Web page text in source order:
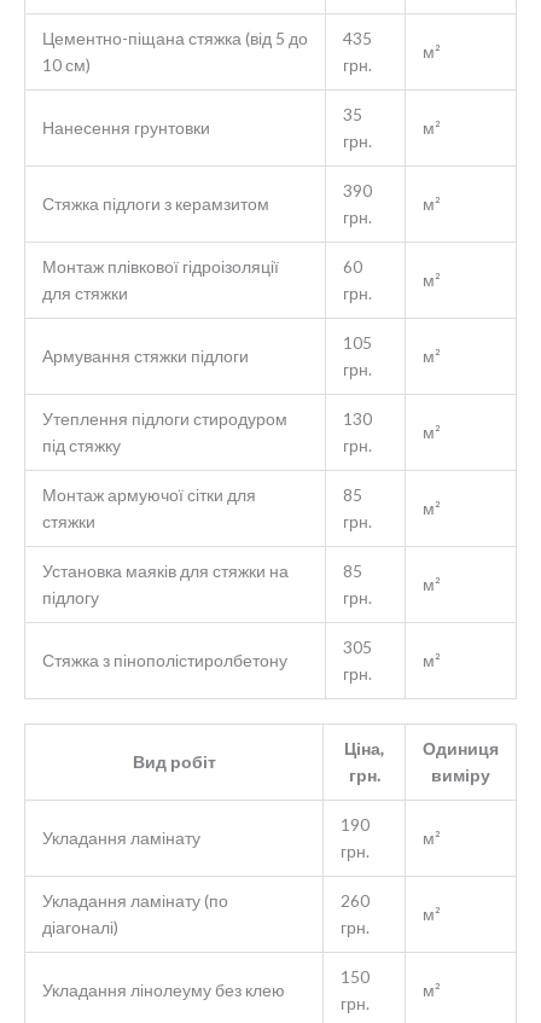
Цементно-піщана стяжка (від 5 до
10 см)
435
грн.
м²
Нанесення грунтовки
35
грн.
м²
Стяжка підлоги з керамзитом
390
грн.
м²
Монтаж плівкової гідроізоляції
для стяжки
60
грн.
м²
Армування стяжки підлоги
105
грн.
м²
Утеплення підлоги стиродуром
під стяжку
130
грн.
м²
Монтаж армуючої сітки для
стяжки
85
грн.
м²
Установка маяків для стяжки на
підлогу
85
грн.
м²
Стяжка з пінополістиролбетону
305
грн.
м²
Вид робіт
Ціна,
грн.
Одиниця
виміру
Укладання ламінату
190
грн.
м²
Укладання ламінату (по
діагоналі)
260
грн.
м²
Укладання лінолеуму без клею
150
грн.
м²